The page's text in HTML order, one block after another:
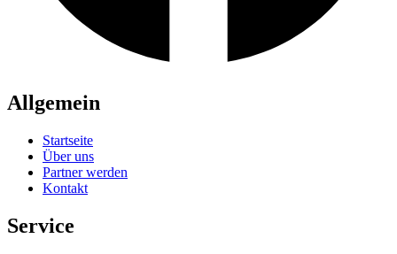
Allgemein
Startseite
Über uns
Partner werden
Kontakt
Service